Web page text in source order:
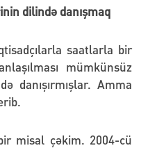
dilində danışmaq
saatlarla bir
mümkünsüz
danışırmışlar. Amma
misal çəkim. 2004-cü